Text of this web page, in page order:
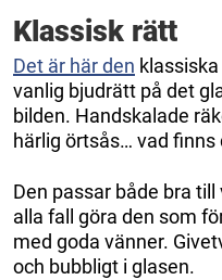
Klassisk rätt
Det är här den
vanlig bjudrätt på det
bilden. Handskalade
härlig örtsås… vad finns
Den passar både bra
alla fall göra den som
med goda vänner.
och bubbligt i glasen.